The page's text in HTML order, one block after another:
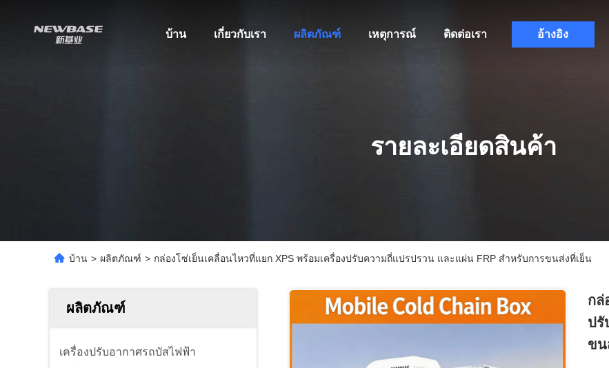
บ้าน เกี่ยวกับเรา ผลิตภัณฑ์ เหตุการณ์ ติดต่อเรา อ้างอิง
รายละเอียดสินค้า
บ้าน > ผลิตภัณฑ์ > กล่องโซ่เย็นเคลื่อนไหวที่แยก XPS พร้อมเครื่องปรับความถี่แปรปรวน และแผ่น FRP สําหรับการขนส่งที่เย็น
ผลิตภัณฑ์
เครื่องปรับอากาศรถบัสไฟฟ้า
กล่
ปรั
ขน